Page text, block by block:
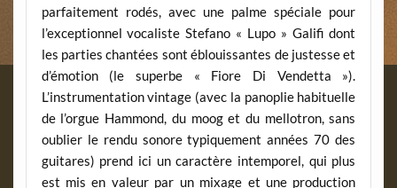
parfaitement rodés, avec une palme spéciale pour
l’exceptionnel vocaliste Stefano « Lupo » Galifi dont
les parties chantées sont éblouissantes de justesse et
d’émotion (le superbe « Fiore Di Vendetta »).
L’instrumentation vintage (avec la panoplie habituelle
de l’orgue Hammond, du moog et du mellotron, sans
oublier le rendu sonore typiquement années 70 des
guitares) prend ici un caractère intemporel, qui plus
est mis en valeur par un mixage et une production